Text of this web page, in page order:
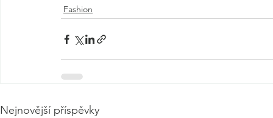
Fashion
Nejnovější příspěvky